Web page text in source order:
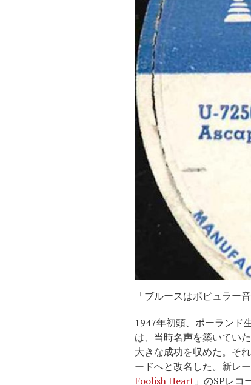
「ブルースはポピュラー
1947年初頭、ポーランド
は、当時名声を築いてい
大きな成功を収めた。そ
ードへと改名した。新レ
Foolish Heart 」のSPレ